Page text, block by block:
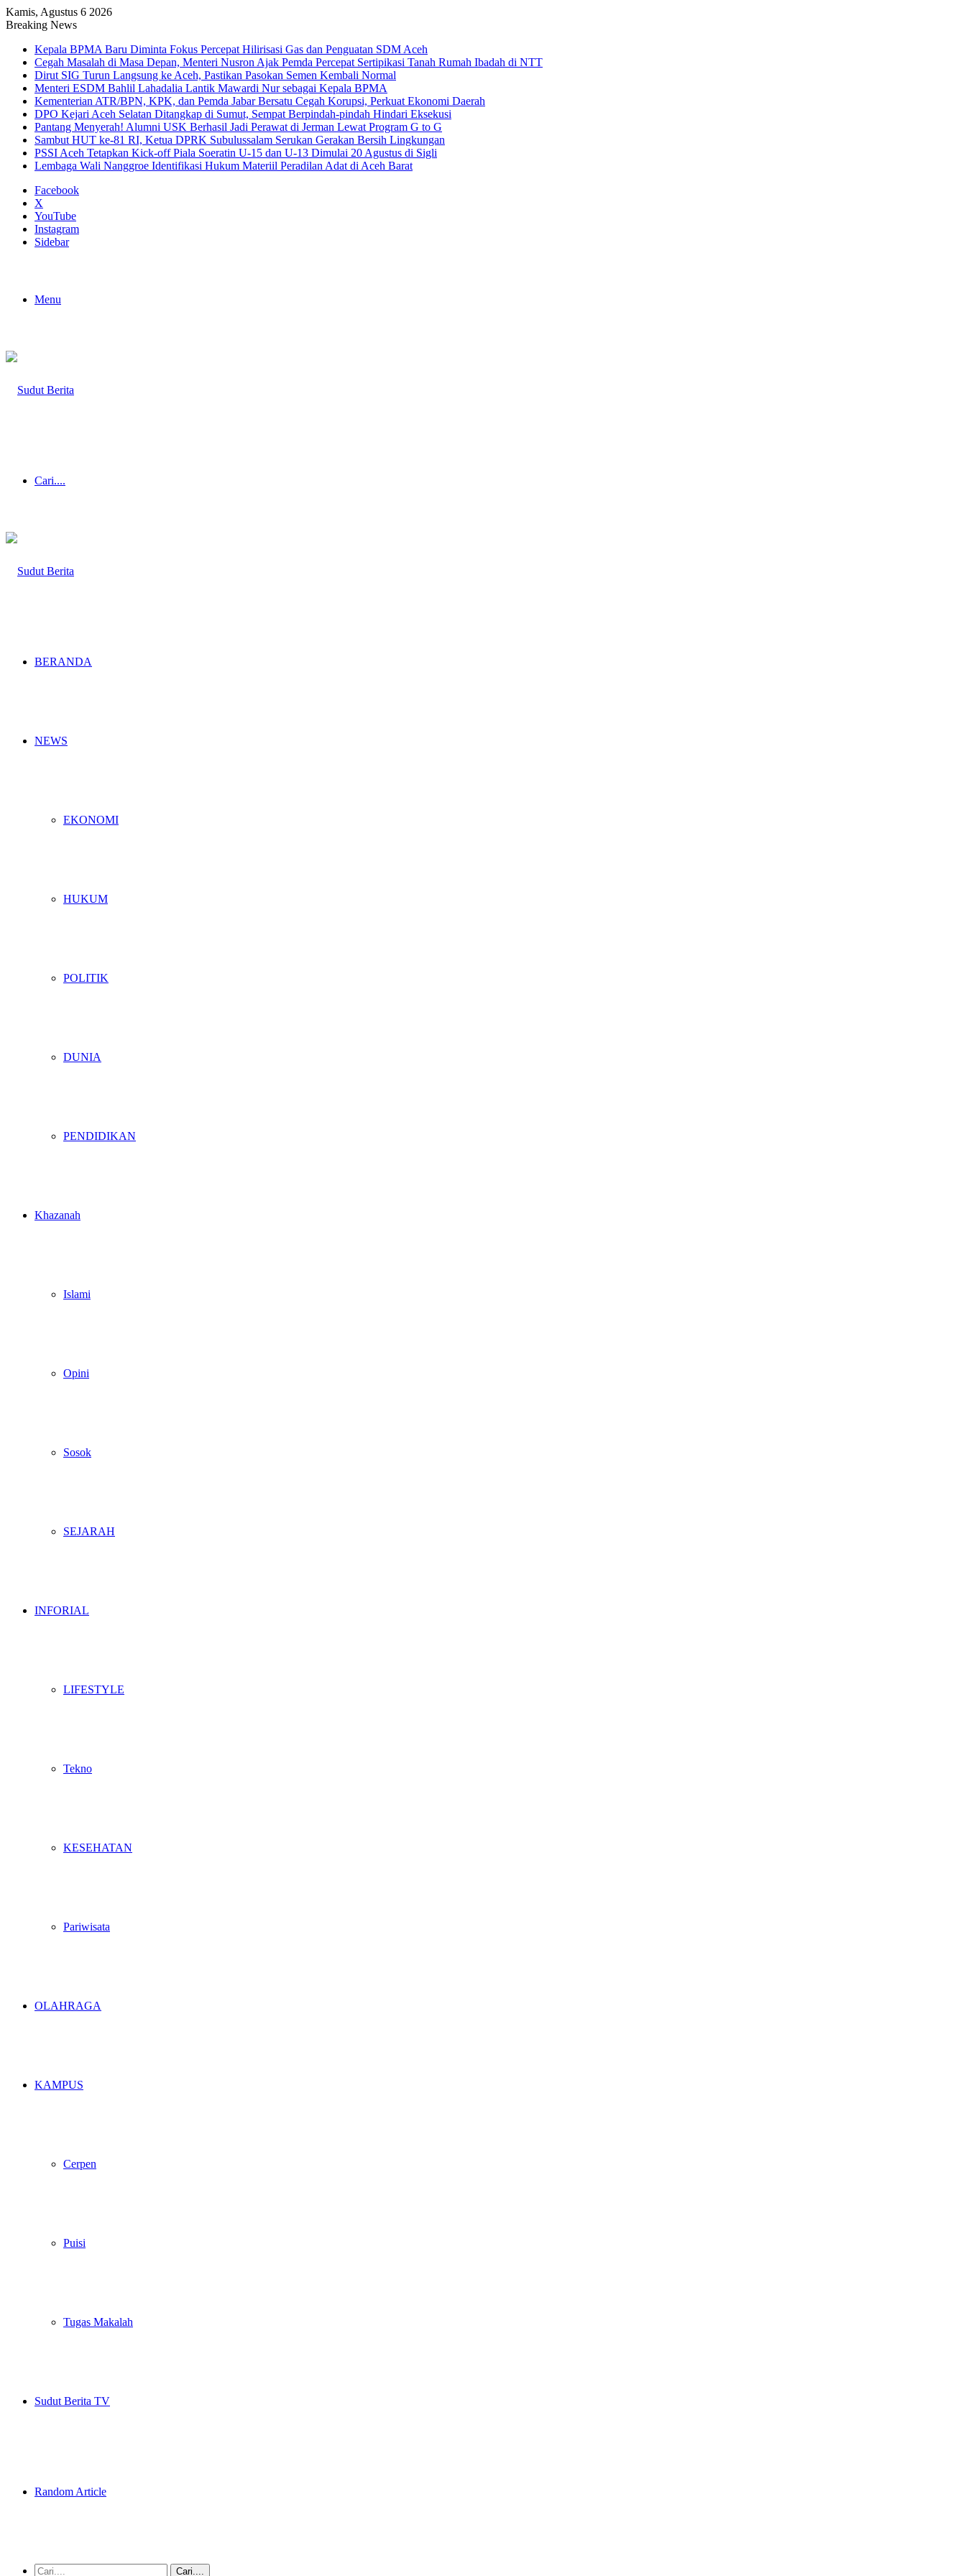
Kamis, Agustus 6 2026
Breaking News
Kepala BPMA Baru Diminta Fokus Percepat Hilirisasi Gas dan Penguatan SDM Aceh
Cegah Masalah di Masa Depan, Menteri Nusron Ajak Pemda Percepat Sertipikasi Tanah Rumah Ibadah di NTT
Dirut SIG Turun Langsung ke Aceh, Pastikan Pasokan Semen Kembali Normal
Menteri ESDM Bahlil Lahadalia Lantik Mawardi Nur sebagai Kepala BPMA
Kementerian ATR/BPN, KPK, dan Pemda Jabar Bersatu Cegah Korupsi, Perkuat Ekonomi Daerah
DPO Kejari Aceh Selatan Ditangkap di Sumut, Sempat Berpindah-pindah Hindari Eksekusi
Pantang Menyerah! Alumni USK Berhasil Jadi Perawat di Jerman Lewat Program G to G
Sambut HUT ke-81 RI, Ketua DPRK Subulussalam Serukan Gerakan Bersih Lingkungan
PSSI Aceh Tetapkan Kick-off Piala Soeratin U-15 dan U-13 Dimulai 20 Agustus di Sigli
Lembaga Wali Nanggroe Identifikasi Hukum Materiil Peradilan Adat di Aceh Barat
Facebook
X
YouTube
Instagram
Sidebar
Menu
Cari....
BERANDA
NEWS
EKONOMI
HUKUM
POLITIK
DUNIA
PENDIDIKAN
Khazanah
Islami
Opini
Sosok
SEJARAH
INFORIAL
LIFESTYLE
Tekno
KESEHATAN
Pariwisata
OLAHRAGA
KAMPUS
Cerpen
Puisi
Tugas Makalah
Sudut Berita TV
Random Article
Cari....